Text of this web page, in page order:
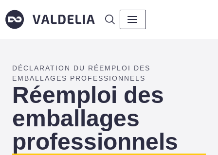
DÉCLARATION DU RÉEMPLOI DES
EMBALLAGES PROFESSIONNELS
Réemploi des
emballages
professionnels